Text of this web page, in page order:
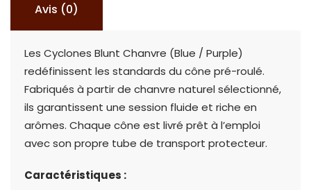
Avis (0)
Les Cyclones Blunt Chanvre (Blue / Purple)
redéfinissent les standards du cône pré-roulé.
Fabriqués à partir de chanvre naturel sélectionné,
ils garantissent une session fluide et riche en
arômes. Chaque cône est livré prêt à l’emploi
avec son propre tube de transport protecteur.
Caractéristiques :